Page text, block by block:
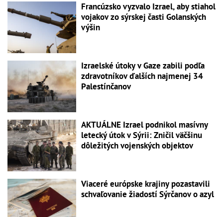
Francúzsko vyzvalo Izrael, aby stiahol
vojakov zo sýrskej časti Golanských
výšin
Izraelské útoky v Gaze zabili podľa
zdravotníkov ďalších najmenej 34
Palestínčanov
AKTUÁLNE Izrael podnikol masívny
letecký útok v Sýrii: Zničil väčšinu
dôležitých vojenských objektov
Viaceré európske krajiny pozastavili
schvaľovanie žiadostí Sýrčanov o azyl